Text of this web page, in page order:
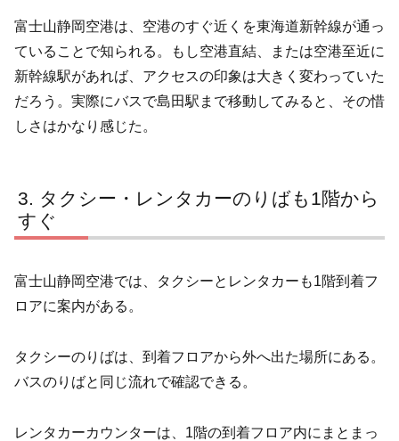
富士山静岡空港は、空港のすぐ近くを東海道新幹線が通っ
ていることで知られる。もし空港直結、または空港至近に
新幹線駅があれば、アクセスの印象は大きく変わっていた
だろう。実際にバスで島田駅まで移動してみると、その惜
しさはかなり感じた。
タクシー・レンタカーのりばも1階から
すぐ
富士山静岡空港では、タクシーとレンタカーも1階到着フ
ロアに案内がある。
タクシーのりばは、到着フロアから外へ出た場所にある。
バスのりばと同じ流れで確認できる。
レンタカーカウンターは、1階の到着フロア内にまとまっ